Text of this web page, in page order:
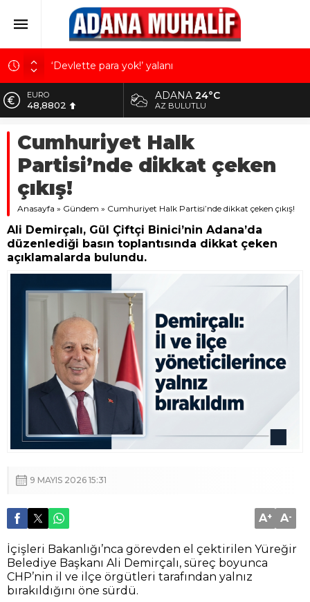
‘Devlette para yok!’ yalanı
Kuru meyve sektörü 2 milyar dolar ihracat hedefi
için Ankara’dan destek istedi
Mobilya ihracatında Avrupa ivmesi
Göz için “Akıllı Mercek” herkes için uygun mu?
Devletin iki bilançosu: Görünen bütçe, bütçe dışı
riskler ve hazineyi bekleyen yük
ALTIN
5.629,56
10.824,63
DOLAR
42,2340
48,8802
ADANA24°C
AZ BULUTLU
Cumhuriyet Halk
Partisi’nde dikkat çeken
çıkış!
Anasayfa » Gündem » Cumhuriyet Halk Partisi’nde dikkat çeken çıkış!
Ali Demirçalı, Gül Çiftçi Binici’nin Adana’da
düzenlediği basın toplantısında dikkat çeken
açıklamalarda bulundu.
9 MAYIS 2026 15:31
A+ A-
İçişleri Bakanlığı’nca görevden el çektirilen Yüreğir
Belediye Başkanı Ali Demirçalı, süreç boyunca
CHP’nin il ve ilçe örgütleri tarafından yalnız
bırakıldığını öne sürdü.